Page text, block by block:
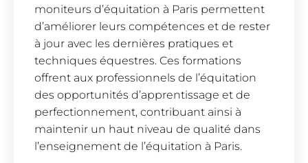
moniteurs d’équitation à Paris permettent
d’améliorer leurs compétences et de rester
à jour avec les dernières pratiques et
techniques équestres. Ces formations
offrent aux professionnels de l’équitation
des opportunités d’apprentissage et de
perfectionnement, contribuant ainsi à
maintenir un haut niveau de qualité dans
l’enseignement de l’équitation à Paris.